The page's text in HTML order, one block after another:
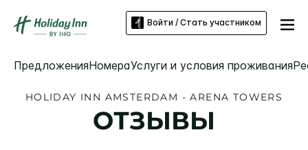
Войти / Стать участником
ПредложенияНомераУслуги и условия проживания
HOLIDAY INN AMSTERDAM - ARENA TOWERS
ОТЗЫВЫ